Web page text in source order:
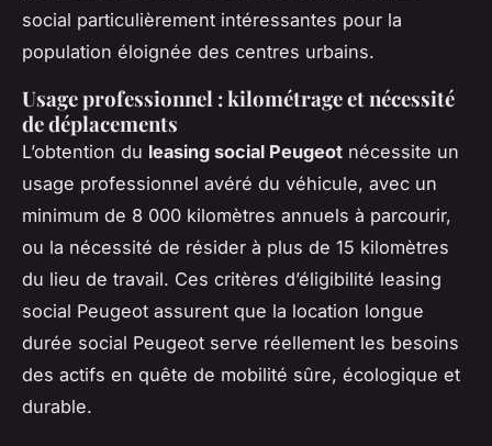
social particulièrement intéressantes pour la
population éloignée des centres urbains.
Usage professionnel : kilométrage et nécessité
de déplacements
L’obtention du leasing social Peugeot nécessite un
usage professionnel avéré du véhicule, avec un
minimum de 8 000 kilomètres annuels à parcourir,
ou la nécessité de résider à plus de 15 kilomètres
du lieu de travail. Ces critères d’éligibilité leasing
social Peugeot assurent que la location longue
durée social Peugeot serve réellement les besoins
des actifs en quête de mobilité sûre, écologique et
durable.